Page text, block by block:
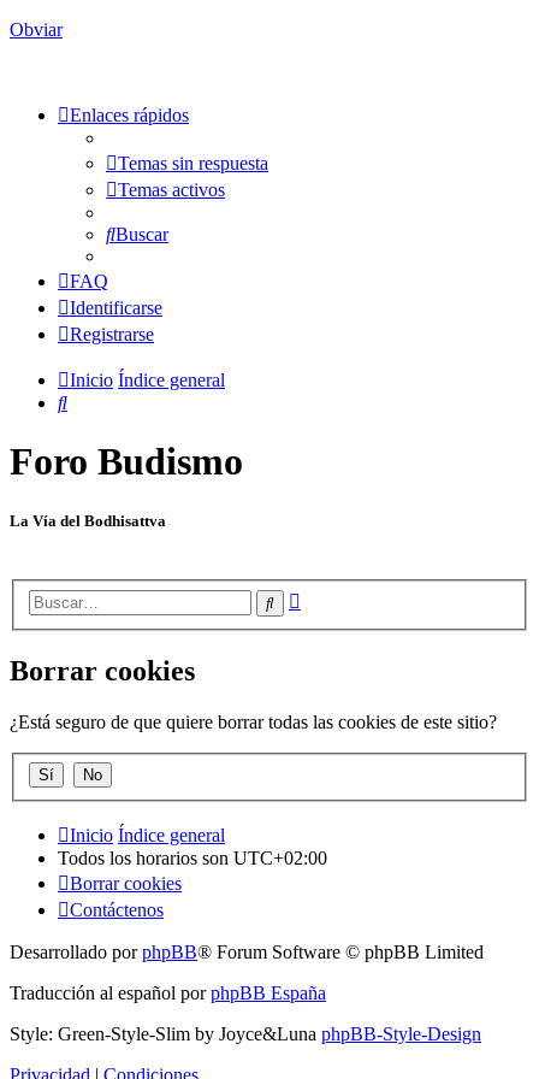
Obviar
Enlaces rápidos
Temas sin respuesta
Temas activos
Buscar
FAQ
Identificarse
Registrarse
Inicio Índice general
Buscar
Foro Budismo
La Vía del Bodhisattva
Buscar
Borrar cookies
¿Está seguro de que quiere borrar todas las cookies de este sitio?
Inicio Índice general
Todos los horarios son UTC+02:00
Borrar cookies
Contáctenos
Desarrollado porphpBB® Forum Software © phpBB Limited
Traducción al español porphpBB España
Style: Green-Style-Slim by Joyce&Luna phpBB-Style-Design
Privacidad | Condiciones